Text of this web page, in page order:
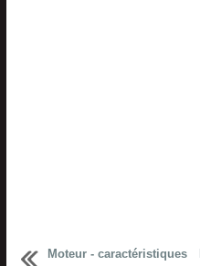
Moteur - caractéristiques